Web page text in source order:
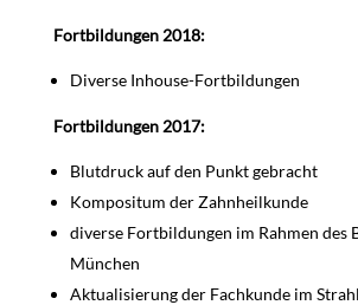
Fortbildungen 2018:
Diverse Inhouse-Fortbildungen
Fortbildungen 2017:
Blutdruck auf den Punkt gebracht
Kompositum der Zahnheilkunde
diverse Fortbildungen im Rahmen des
München
Aktualisierung der Fachkunde im